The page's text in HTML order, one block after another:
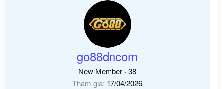
go88dncom
New Member · 38
Tham gia 17/04/2026